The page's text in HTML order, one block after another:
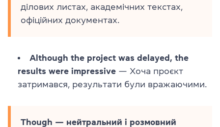
ділових листах, академічних текстах,
офіційних документах.
Although the project was delayed, the
results were impressive — Хоча проєкт
затримався, результати були вражаючими.
Though — нейтральний і розмовний